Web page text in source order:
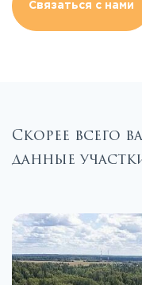
Связаться с нами
Скорее всего
данные